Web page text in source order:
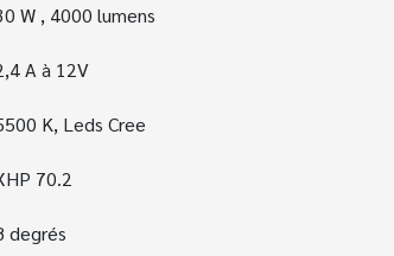
W , 4000 lumens
A à 12V
K, Leds Cree
70.2
degrés